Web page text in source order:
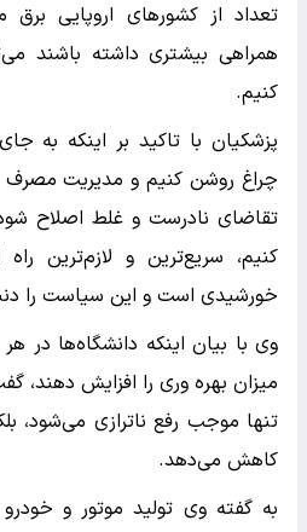
تعداد از کشورهای اروپایی
همراهی بیشتری داشته باشند
کنیم.
پزشکیان با تاکید بر اینکه به
چراغ روشن کنیم و مدیریت مصرف
تقاضای نادرست و غلط اصلاح شود
کنیم، سریع‌ترین و لازم‌ترین
خورشیدی است و این سیاست را
وی با بیان اینکه دانشگاه‌ها در
میزان بهره وری را افزایش دهند،
تنها موجب رفع ناترازی می‌شود،
کاهش می‌دهد.
به گفته وی تولید موتور و